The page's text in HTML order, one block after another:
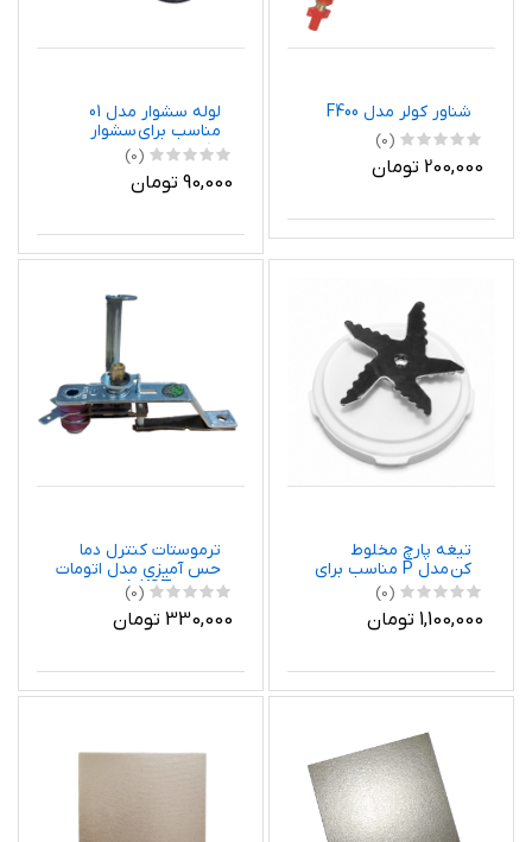
شناور کولر مدل F400
(0)
200,000 تومان
لوله سشوار مدل 01
مناسب برای سشوار
مکس
(0)
90,000 تومان
تیغه پارچ مخلوط
کن مدل P مناسب برای
غذاساز فیلیپس
(0)
1,100,000 تومان
ترموستات کنترل دما
حس آمیزی مدل اتومات
برای اتوهای بوش و
پارس خزر
(0)
330,000 تومان